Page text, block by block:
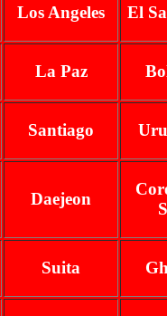
Los Angeles El
La Paz
Santiago
Daejeon
Suita